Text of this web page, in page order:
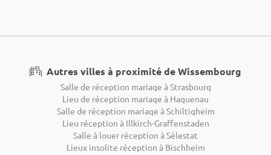
Autres villes à proximité de Wissembourg
Salle de réception mariage à Strasbourg
Lieu de réception mariage à Haguenau
Salle de réception mariage à Schiltigheim
Lieu réception à Illkirch-Graffenstaden
Salle à louer réception à Sélestat
Lieux insolite réception à Bischheim